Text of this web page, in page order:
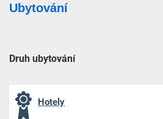
Ubytování
Druh ubytování
Hotely